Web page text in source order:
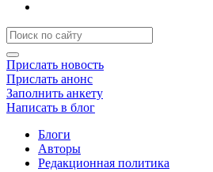
Прислать новость
Прислать анонс
Заполнить анкету
Написать в блог
Блоги
Авторы
Редакционная политика